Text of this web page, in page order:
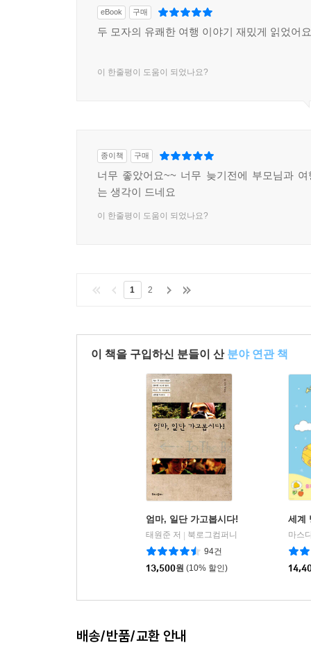
eBook 구매
두 모자의 유쾌한 여행 이야기 재밌게 읽었어요
이 한줄평이 도움이 되었나요?
종이책 구매
너무 좋았어요~~ 너무 늦기전에 부모님과 여
는 생각이 드네요
이 한줄평이 도움이 되었나요?
1 2
이 책을 구입하신 분들이 산 분야 연관 책
엄마, 일단 가고봅시다!
태원준 저 | 북로그컴퍼니
94건
13,500원 (10% 할인)
세계
마스
배송/반품/교환 안내